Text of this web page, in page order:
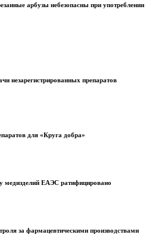
арбузы небезопасны при употреблении
незарегистрированных препаратов
для «Круга добра»
медизделий ЕАЭС ратифицировано
за фармацевтическими производствами